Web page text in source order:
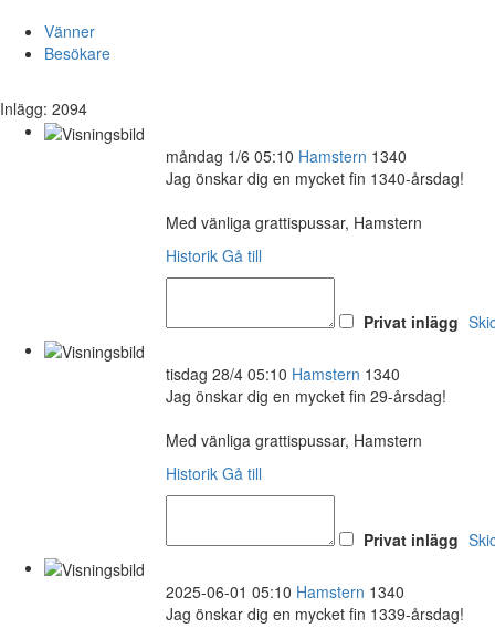
Vänner
Besökare
Inlägg: 2094
måndag 1/6 05:10 Hamstern 1340
Jag önskar dig en mycket fin 1340-årsdag!
Med vänliga grattispussar, Hamstern
Historik Gå till
Privat inlägg
tisdag 28/4 05:10 Hamstern 1340
Jag önskar dig en mycket fin 29-årsdag!
Med vänliga grattispussar, Hamstern
Historik Gå till
Privat inlägg
2025-06-01 05:10 Hamstern 1340
Jag önskar dig en mycket fin 1339-årsdag!